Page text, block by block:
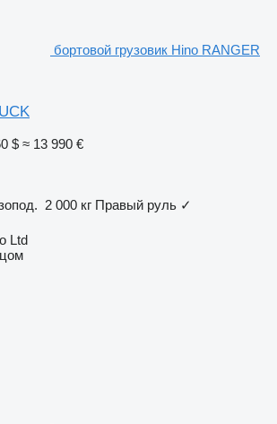
бортовой грузовик Hino RANGER
$ ≈ 13 990 €
2 000 кг Правый руль ✓
Ltd